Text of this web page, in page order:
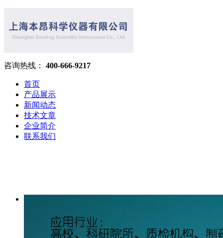
咨询热线： 400-666-9217
首页
产品展示
新闻动态
技术文章
企业简介
联系我们